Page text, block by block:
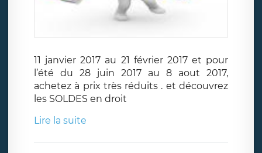
11 janvier 2017 au 21 février 2017 et pour
l’été du 28 juin 2017 au 8 aout 2017,
achetez à prix très réduits . et découvrez
les SOLDES en droit
Lire la suite